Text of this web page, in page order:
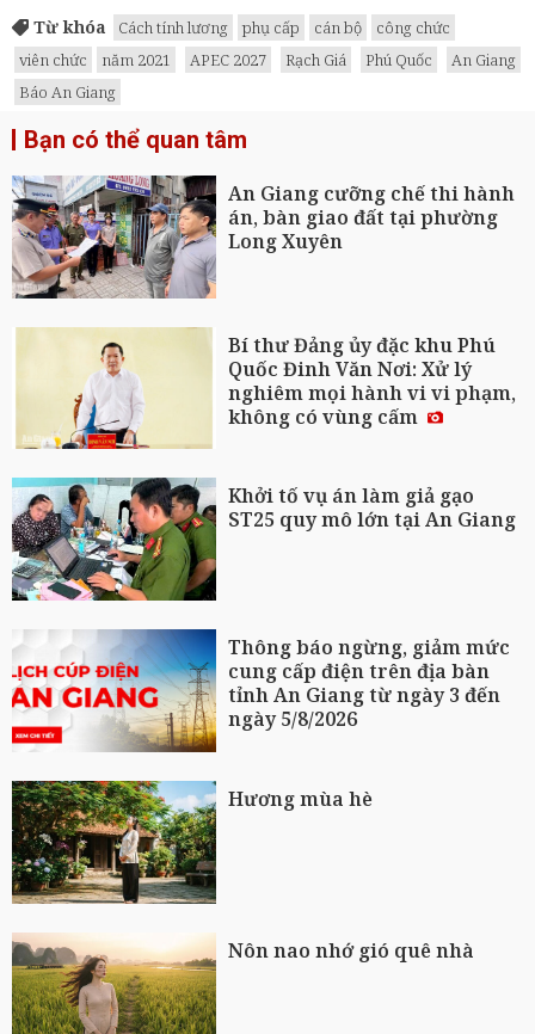
Từ khóa Cách tính lương phụ cấp cán bộ
công chức
viên chức
năm 2021 APEC 2027 Rạch Giá Phú Quốc
An Giang
Báo An Giang
Bạn có thể quan tâm
An Giang cưỡng chế thi hành
án, bàn giao đất tại phường
Long Xuyên
Bí thư Đảng ủy đặc khu Phú
Quốc Đinh Văn Nơi: Xử lý
nghiêm mọi hành vi vi phạm,
không có vùng cấm
Khởi tố vụ án làm giả gạo
ST25 quy mô lớn tại An Giang
Thông báo ngừng, giảm mức
cung cấp điện trên địa bàn
tỉnh An Giang từ ngày 3 đến
ngày 5/8/2026
Hương mùa hè
Nôn nao nhớ gió quê nhà